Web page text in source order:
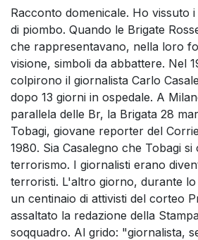
Racconto domenicale. Ho vissuto
di piombo. Quando le Brigate
che rappresentavano, nella loro
visione, simboli da abbattere. Nel
colpirono il giornalista Carlo
dopo 13 giorni in ospedale. A
parallela delle Br, la Brigata 28
Tobagi, giovane reporter del
1980. Sia Casalegno che Tobagi
terrorismo. I giornalisti erano
terroristi. L'altro giorno, durante
un centinaio di attivisti del corteo
assaltato la redazione della
soqquadro. Al grido: "giornalista,